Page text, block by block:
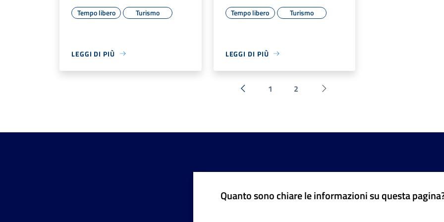
Tempo libero Turismo
LEGGI DI PIÙ
Tempo libero Turismo
LEGGI DI PIÙ
« Precedente
1 2
Successiva »
Quanto sono chiare le informazioni su questa